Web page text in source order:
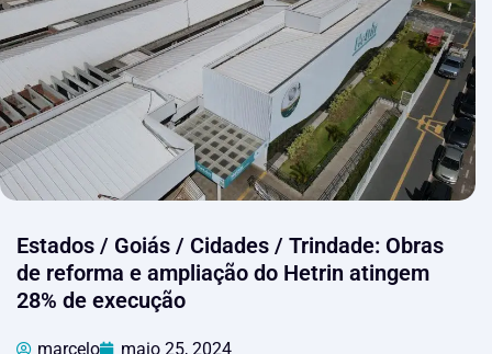
Estados / Goiás / Cidades / Trindade: Obras
de reforma e ampliação do Hetrin atingem
28% de execução
marcelo maio 25, 2024